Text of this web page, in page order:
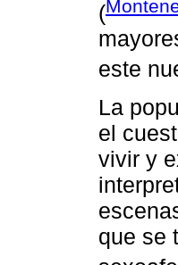
(
este
La
el
vivir y
que se